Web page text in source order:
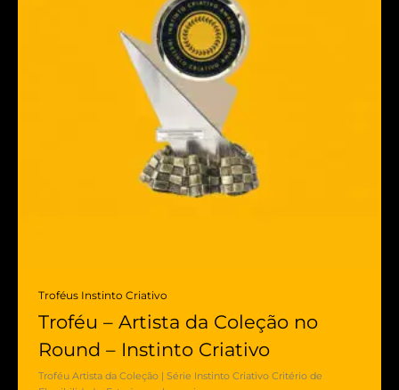
Troféus Instinto Criativo
Troféu – Artista da Coleção no
Round – Instinto Criativo
Troféu Artista da Coleção | Série Instinto Criativo Critério de